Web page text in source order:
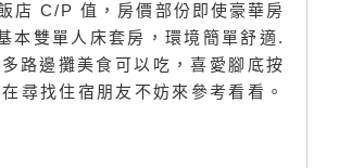
店 C/P 值，房價部份即使豪華房
本雙單人床套房，環境簡單舒適.
路邊攤美食可以吃，喜愛腳底按
尋找住宿朋友不妨來參考看看。